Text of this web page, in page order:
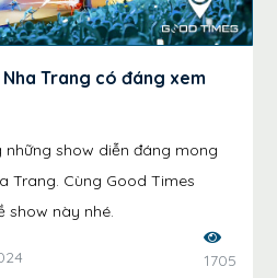
Trang có đáng xem
show diễn đáng mong
Trang. Cùng Good Times
show này nhé.
1705